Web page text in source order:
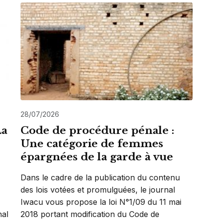
28/07/2026
Code de procédure pénale :
Une catégorie de femmes
épargnées de la garde à vue
Dans le cadre de la publication du contenu
des lois votées et promulguées, le journal
Iwacu vous propose la loi N°1/09 du 11 mai
2018 portant modification du Code de